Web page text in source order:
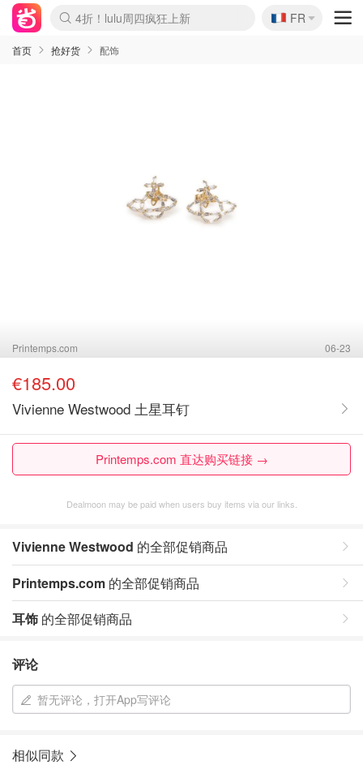
Boticinal 夏促开抢！
4折！lulu周四疯狂上新
还没结束！&OtherStories大促
Joybuy变相75折 随时失效
速领！Stanley独家85折
疑似霸哥！Camper额外叠85折
Zalando 奥莱闪促！每日更新
Moncler反季囤！5折起+叠9折
Coach Brooklyn仅€192
🇫🇷
FR
首页 抢好货 配饰
Printemps.com 06-23
€185.00
Vivienne Westwood 土星耳钉
Printemps.com 直达购买链接 →
Dealmoon may be paid when users buy items via our links.
Vivienne Westwood 的全部促销商品
Printemps.com 的全部促销商品
耳饰 的全部促销商品
评论
暂无评论，打开App写评论
相似同款